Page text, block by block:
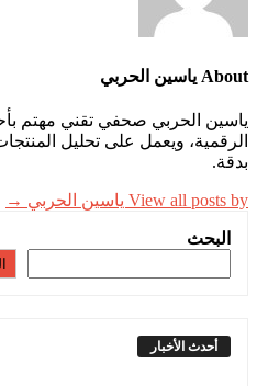
About ياسين الحربي
ياسين الحربي صحفي تقني مهتم
الرقمية، ويعمل على تحليل
بدقة.
View all posts by ياسين الحربي →
البحث
أحدث الأخبار